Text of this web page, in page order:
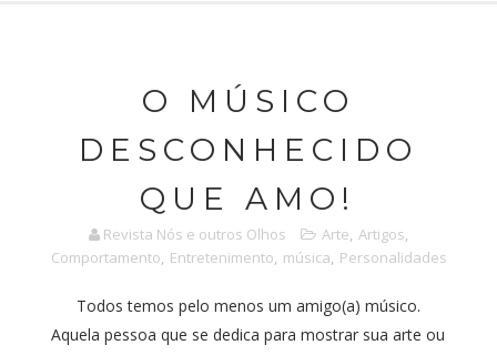
O MÚSICO
DESCONHECIDO
QUE AMO!
Revista Nós e outros Olhos Arte, Artigos,
Comportamento, Entretenimento, música, Personalidades
Todos temos pelo menos um amigo(a) músico.
Aquela pessoa que se dedica para mostrar sua arte ou